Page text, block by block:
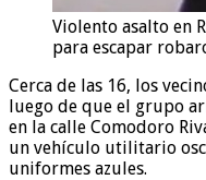
Violento asalto en
para escapar
Cerca de las 16, los
luego de que el grupo
en la calle Comodoro
un vehículo utilitario
uniformes azules.